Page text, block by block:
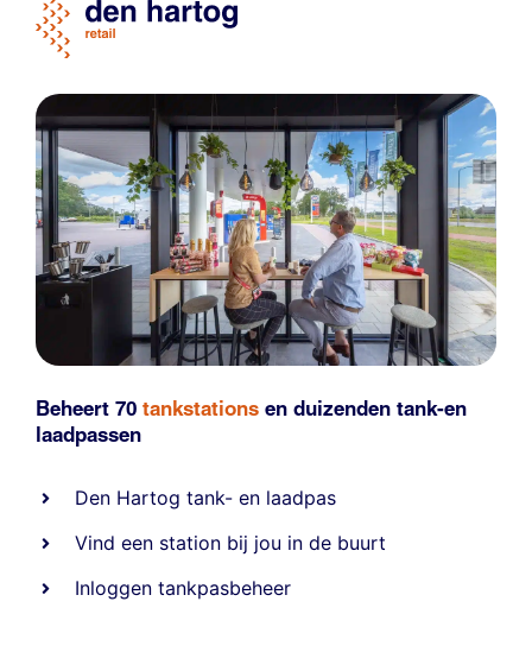
Beheert 70 tankstations en duizenden tank-en
laadpassen
Den Hartog tank- en laadpas
Vind een station bij jou in de buurt
Inloggen tankpasbeheer